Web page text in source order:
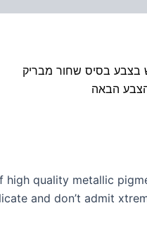
בצבע בסיס שחור מבריק
quality metallic
and don’t admit